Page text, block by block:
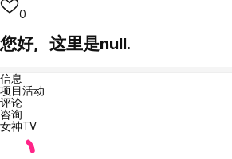
0
您好，这里是null.
信息
项目活动
评论
咨询
女神TV